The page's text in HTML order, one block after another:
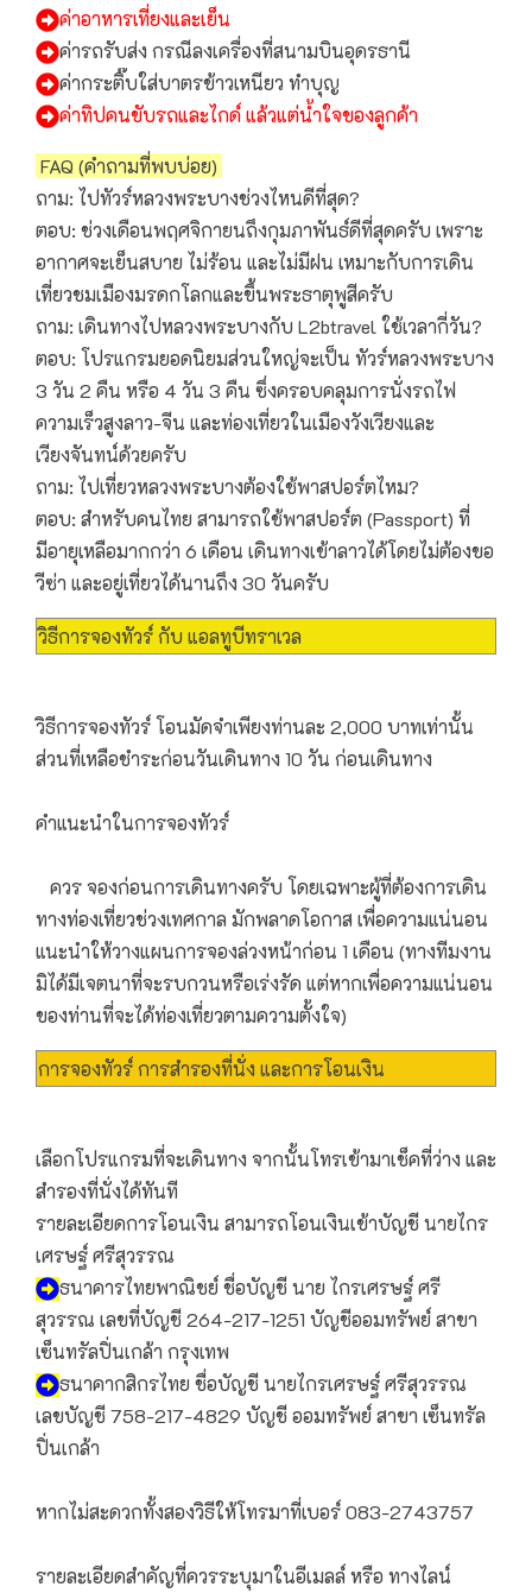
ค่าอาหารเที่ยงและเย็น
ค่ารถรับส่ง กรณีลงเครื่องที่สนามบินอุดรธานี
ค่ากระติ๊บใส่บาตรข้าวเหนียว ทำบุญ
ค่าทิปคนขับรถและไกด์ แล้วแต่น้ำใจของลูกค้า
FAQ (คำถามที่พบบ่อย)
ถาม: ไปทัวร์หลวงพระบางช่วงไหนดีที่สุด?
ตอบ: ช่วงเดือนพฤศจิกายนถึงกุมภาพันธ์ดีที่สุดครับ เพราะ
อากาศจะเย็นสบาย ไม่ร้อน และไม่มีฝน เหมาะกับการเดิน
เที่ยวชมเมืองมรดกโลกและขึ้นพระธาตุพูสีครับ
ถาม: เดินทางไปหลวงพระบางกับ L2btravel ใช้เวลากี่วัน?
ตอบ: โปรแกรมยอดนิยมส่วนใหญ่จะเป็น ทัวร์หลวงพระบาง
3 วัน 2 คืน หรือ 4 วัน 3 คืน ซึ่งครอบคลุมการนั่งรถไฟ
ความเร็วสูงลาว-จีน และท่องเที่ยวในเมืองวังเวียงและ
เวียงจันทน์ด้วยครับ
ถาม: ไปเที่ยวหลวงพระบางต้องใช้พาสปอร์ตไหม?
ตอบ: สำหรับคนไทย สามารถใช้พาสปอร์ต (Passport) ที่
มีอายุเหลือมากกว่า 6 เดือน เดินทางเข้าลาวได้โดยไม่ต้องขอ
วีซ่า และอยู่เที่ยวได้นานถึง 30 วันครับ
วิธีการจองทัวร์ กับ แอลทูบีทราเวล
วิธีการจองทัวร์ โอนมัดจำเพียงท่านละ 2,000 บาทเท่านั้น
ส่วนที่เหลือชำระก่อนวันเดินทาง 10 วัน ก่อนเดินทาง
คำแนะนำในการจองทัวร์
ควร จองก่อนการเดินทางครับ โดยเฉพาะผู้ที่ต้องการเดิน
ทางท่องเที่ยวช่วงเทศกาล มักพลาดโอกาส เพื่อความแน่นอน
แนะนำให้วางแผนการจองล่วงหน้าก่อน 1 เดือน (ทางทีมงาน
มิได้มีเจตนาที่จะรบกวนหรือเร่งรัด แต่หากเพื่อความแน่นอน
ของท่านที่จะได้ท่องเที่ยวตามความตั้งใจ)
การจองทัวร์ การสำรองที่นั่ง และการโอนเงิน
เลือกโปรแกรมที่จะเดินทาง จากนั้นโทรเข้ามาเช็คที่ว่าง และ
สำรองที่นั่งได้ทันที
รายละเอียดการโอนเงิน สามารถโอนเงินเข้าบัญชี นายไกร
เศรษฐ์ ศรีสุวรรณ
ธนาคารไทยพาณิชย์ ชื่อบัญชี นาย ไกรเศรษฐ์ ศรี
สุวรรณ เลขที่บัญชี 264-217-1251 บัญชีออมทรัพย์ สาขา
เซ็นทรัลปิ่นเกล้า กรุงเทพ
ธนาคากสิกรไทย ชื่อบัญชี นายไกรเศรษฐ์ ศรีสุวรรณ
เลขบัญชี 758-217-4829 บัญชี ออมทรัพย์ สาขา เซ็นทรัล
ปิ่นเกล้า
หากไม่สะดวกทั้งสองวิธีให้โทรมาที่เบอร์ 083-2743757
รายละเอียดสำคัญที่ควรระบุมาในอีเมลล์ หรือ ทางไลน์